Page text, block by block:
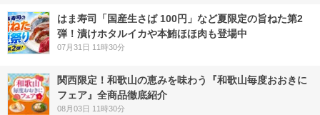
はま寿司「国産生さば 100円」など夏限定の旨ねた第2
弾！漬けホタルイカや本鮪ほほ肉も登場中
07月31日 11時30分
関西限定！和歌山の恵みを味わう『和歌山毎度おおきに
フェア』全商品徹底紹介
08月03日 11時30分